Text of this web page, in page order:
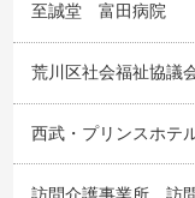
至誠堂 富田病院
荒川区社会福祉協議
西武・プリンスホテ
訪問介護事業所 訪